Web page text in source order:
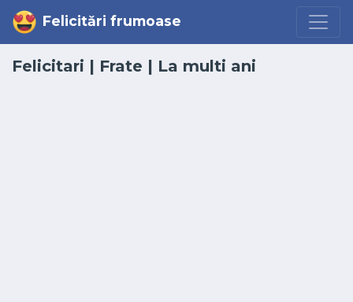
Felicitări frumoase
Felicitari | Frate | La multi ani